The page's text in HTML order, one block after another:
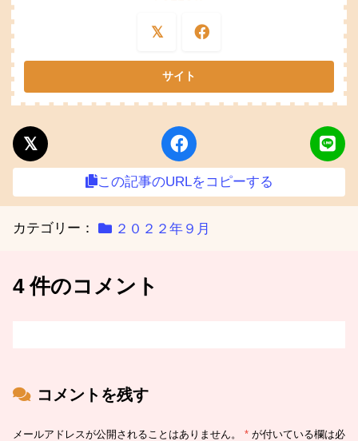
この記事のURLをコピーする
カテゴリー： ２０２２年９月
4 件のコメント
コメントを残す
メールアドレスが公開されることはありません。 * が付いている欄は必